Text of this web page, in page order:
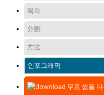
목차
分割
方法
인포그래픽
무료 샘플